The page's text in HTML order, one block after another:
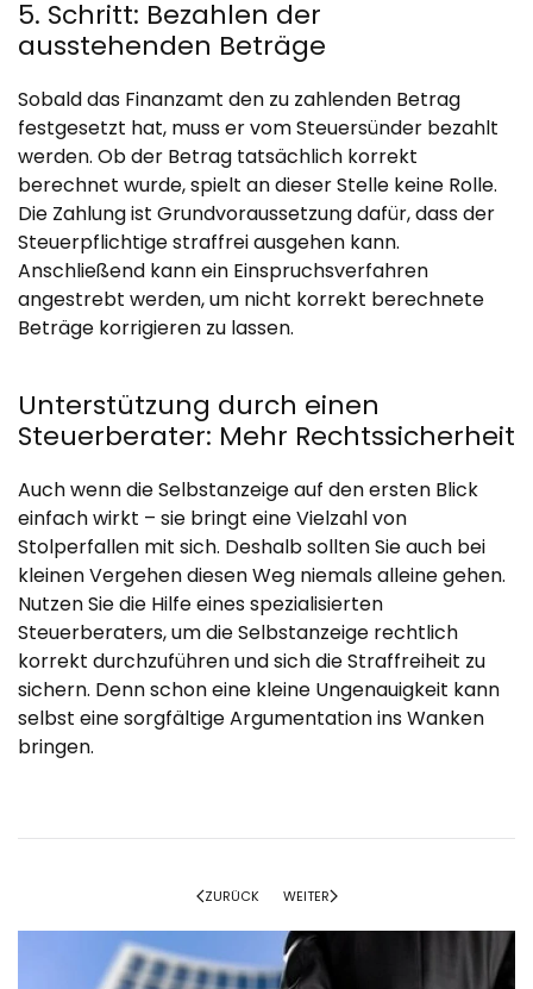
5. Schritt: Bezahlen der
ausstehenden Beträge
Sobald das Finanzamt den zu zahlenden Betrag
festgesetzt hat, muss er vom Steuersünder bezahlt
werden. Ob der Betrag tatsächlich korrekt
berechnet wurde, spielt an dieser Stelle keine Rolle.
Die Zahlung ist Grundvoraussetzung dafür, dass der
Steuerpflichtige straffrei ausgehen kann.
Anschließend kann ein Einspruchsverfahren
angestrebt werden, um nicht korrekt berechnete
Beträge korrigieren zu lassen.
Unterstützung durch einen
Steuerberater: Mehr Rechtssicherheit
Auch wenn die Selbstanzeige auf den ersten Blick
einfach wirkt – sie bringt eine Vielzahl von
Stolperfallen mit sich. Deshalb sollten Sie auch bei
kleinen Vergehen diesen Weg niemals alleine gehen.
Nutzen Sie die Hilfe eines spezialisierten
Steuerberaters, um die Selbstanzeige rechtlich
korrekt durchzuführen und sich die Straffreiheit zu
sichern. Denn schon eine kleine Ungenauigkeit kann
selbst eine sorgfältige Argumentation ins Wanken
bringen.
ZURÜCK WEITER